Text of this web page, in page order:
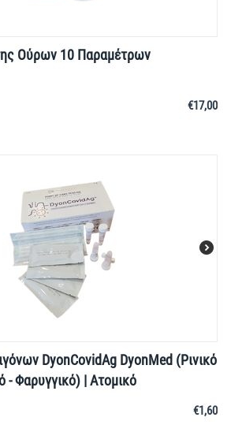
Ούρων 10 Παραμέτρων
€17,00
DyonCovidAg DyonMed (Ρινικό
- Φαρυγγικό) | Ατομικό
€1,60